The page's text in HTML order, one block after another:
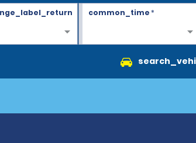
common_time*